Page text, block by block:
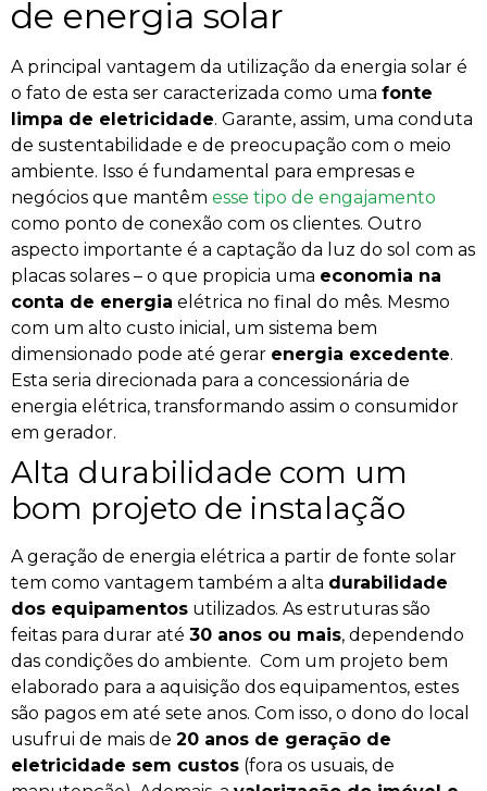
de energia solar
A principal vantagem da utilização da energia solar é
o fato de esta ser caracterizada como uma fonte
limpa de eletricidade. Garante, assim, uma conduta
de sustentabilidade e de preocupação com o meio
ambiente. Isso é fundamental para empresas e
negócios que mantêm esse tipo de engajamento
como ponto de conexão com os clientes. Outro
aspecto importante é a captação da luz do sol com as
placas solares – o que propicia uma economia na
conta de energia elétrica no final do mês. Mesmo
com um alto custo inicial, um sistema bem
dimensionado pode até gerar energia excedente.
Esta seria direcionada para a concessionária de
energia elétrica, transformando assim o consumidor
em gerador.
Alta durabilidade com um
bom projeto de instalação
A geração de energia elétrica a partir de fonte solar
tem como vantagem também a alta durabilidade
dos equipamentos utilizados. As estruturas são
feitas para durar até 30 anos ou mais, dependendo
das condições do ambiente. Com um projeto bem
elaborado para a aquisição dos equipamentos, estes
são pagos em até sete anos. Com isso, o dono do local
usufrui de mais de 20 anos de geração de
eletricidade sem custos (fora os usuais, de